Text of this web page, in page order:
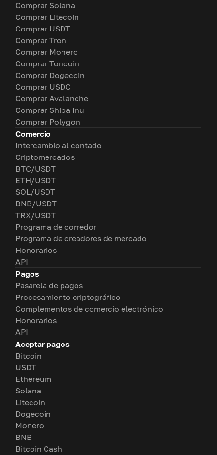
Comprar Solana
Comprar Litecoin
Comprar USDT
Comprar Tron
Comprar Monero
Comprar Toncoin
Comprar Dogecoin
Comprar USDC
Comprar Avalanche
Comprar Shiba Inu
Comprar Polygon
Comercio
Intercambio al contado
Criptomercados
BTC/USDT
ETH/USDT
SOL/USDT
BNB/USDT
TRX/USDT
Programa de corredor
Programa de creadores de mercado
Honorarios
API
Pagos
Pasarela de pagos
Procesamiento criptográfico
Complementos de comercio electrónico
Honorarios
API
Aceptar pagos
Bitcoin
USDT
Ethereum
Solana
Litecoin
Dogecoin
Monero
BNB
Bitcoin Cash